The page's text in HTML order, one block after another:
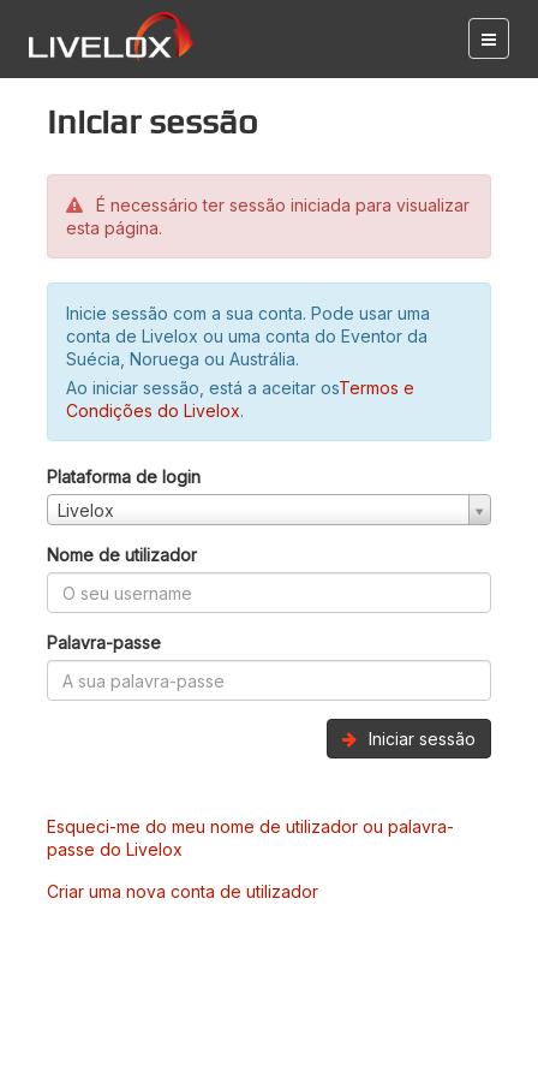
Iniciar sessão
É necessário ter sessão iniciada para visualizar
esta página.
Inicie sessão com a sua conta. Pode usar uma
conta de Livelox ou uma conta do Eventor da
Suécia, Noruega ou Austrália.
Ao iniciar sessão, está a aceitar osTermos e
Condições do Livelox.
Plataforma de login
Livelox
Nome de utilizador
Palavra-passe
Iniciar sessão
Esqueci-me do meu nome de utilizador ou palavra-
passe do Livelox
Criar uma nova conta de utilizador